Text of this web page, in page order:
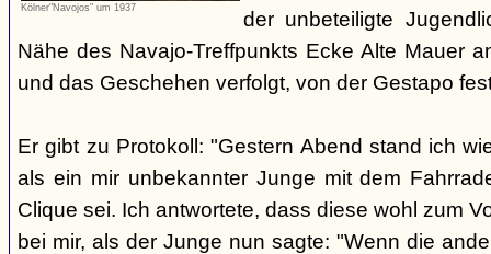
Kölner"Navojos" um 1937
der unbeteiligte
Nähe des Navajo-Treffpunkts Ecke Alte Mauer
und das Geschehen verfolgt, von der Gestapo
Er gibt zu Protokoll: "Gestern Abend stand ich
als ein mir unbekannter Junge mit dem
Clique sei. Ich antwortete, dass diese wohl zum
bei mir, als der Junge nun sagte: "Wenn die